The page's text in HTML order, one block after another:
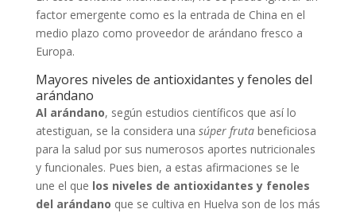
factor emergente como es la entrada de China en el
medio plazo como proveedor de arándano fresco a
Europa.
Mayores niveles de antioxidantes y fenoles del
arándano
Al arándano, según estudios científicos que así lo
atestiguan, se la considera una súper frutabeneficiosa
para la salud por sus numerosos aportes nutricionales
y funcionales. Pues bien, a estas afirmaciones se le
une el que los niveles de antioxidantes y fenoles
del arándano que se cultiva en Huelva son de los más